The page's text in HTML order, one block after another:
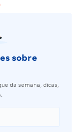
sobre
da semana, dicas,